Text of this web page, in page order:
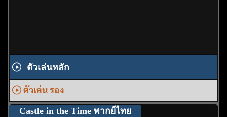
ตัวเล่นหลัก
ตัวเล่น รอง
Castle in the Time พากย์ไทย